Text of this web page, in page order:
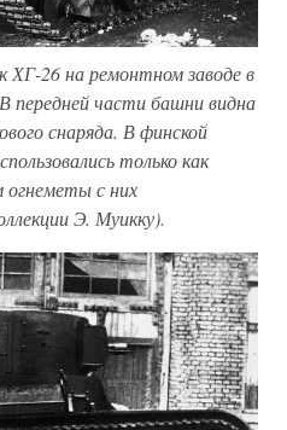
ХГ-26 на ремонтном заводе в
передней части башни видна
снаряда. В финской
только как
с них
Э. Муикку).